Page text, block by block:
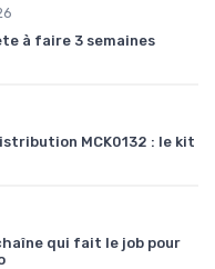
à faire 3 semaines
MCK0132 : le kit
qui fait le job pour